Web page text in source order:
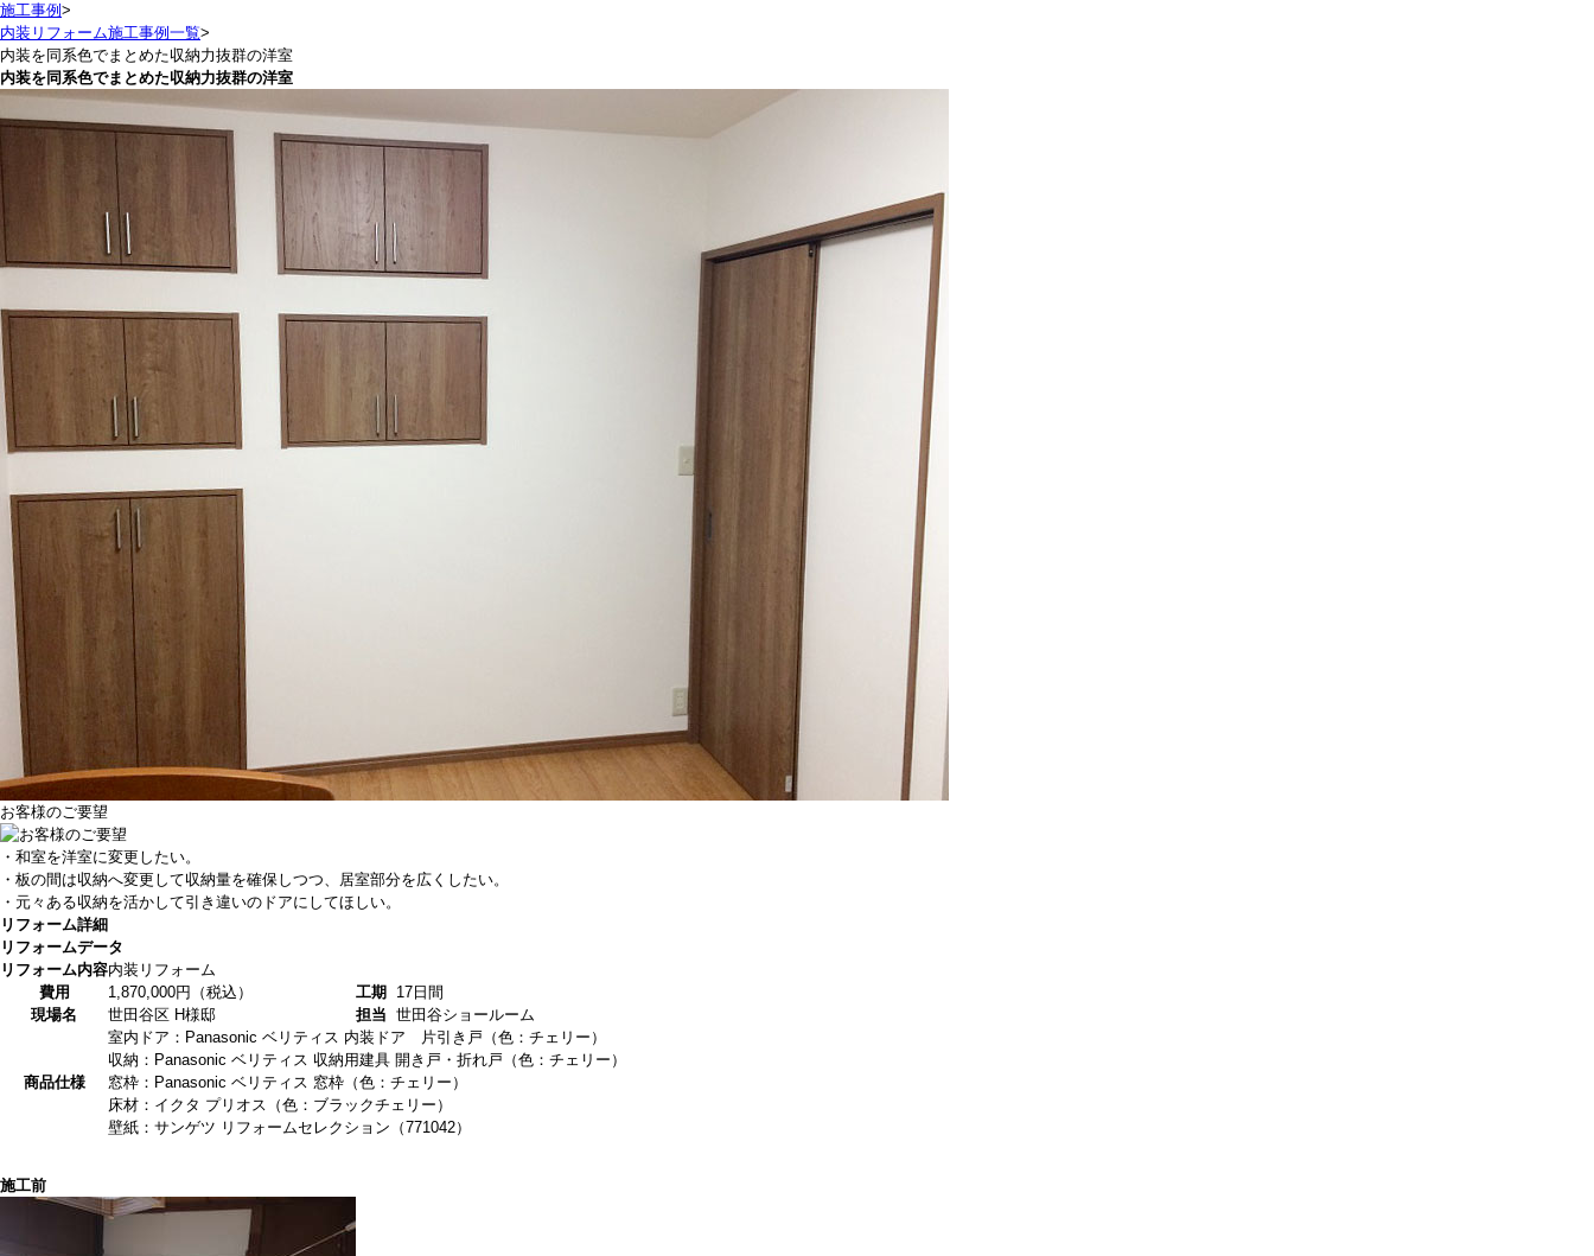
施工事例 >
内装リフォーム施工事例一覧>
内装を同系色でまとめた収納力抜群の洋室
内装を同系色でまとめた収納力抜群の洋室
お客様のご要望
・和室を洋室に変更したい。
・板の間は収納へ変更して収納量を確保しつつ、居室部分を広くしたい。
・元々ある収納を活かして引き違いのドアにしてほしい。
リフォーム詳細
リフォームデータ
リフォーム内容内装リフォーム
費用
1,870,000円（税込） 工期
17日間
現場名
世田谷区 H様邸 担当 世田谷ショールーム
商品仕様
室内ドア：Panasonic ベリティス 内装ドア 片引き戸（色：チェリー）
収納：Panasonic ベリティス 収納用建具 開き戸・折れ戸（色：チェリー）
窓枠：Panasonic ベリティス 窓枠（色：チェリー）
床材：イクタ プリオス（色：ブラックチェリー）
壁紙：サンゲツ リフォームセレクション（771042）
施工前